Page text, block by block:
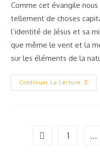
Comme cet évangile
tellement de choses
l’identité de Jésus et sa
que même le vent et la
sur les éléments de la
Continuer La Lecture
1 …